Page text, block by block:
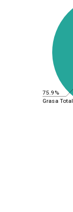
75.9%
Grasa Total